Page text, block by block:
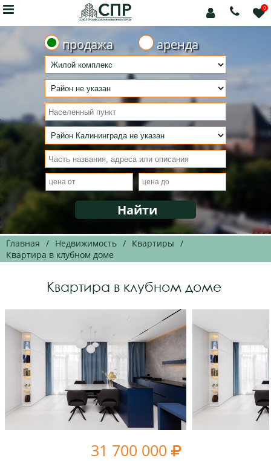
 0


продажа аренда
Главная / Недвижимость / Квартиры /
Квартира в клубном доме
Квартира в клубном доме
31 700 000 